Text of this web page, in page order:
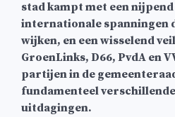
stad kampt met een
internationale spanningen
wijken, en een wisselend
GroenLinks, D66, PvdA en
partijen in de
fundamenteel
uitdagingen.